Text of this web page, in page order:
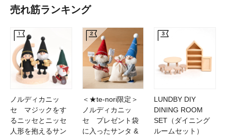
売れ筋ランキング
ノルディカニッ
セ マジックをす
るニッセとニッセ
人形を抱えるサン
＜★te-nori限定＞
ノルディカニッ
セ プレゼント袋
に入ったサンタ &
LUNDBY DIY
DINING ROOM
SET（ダイニング
ルームセット）